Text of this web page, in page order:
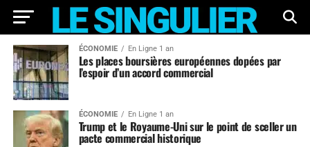
ÉCONOMIE En Ligne 1 an
Les places boursières européennes dopées par
l’espoir d’un accord commercial
ÉCONOMIE En Ligne 1 an
Trump et le Royaume-Uni sur le point de sceller un
pacte commercial historique